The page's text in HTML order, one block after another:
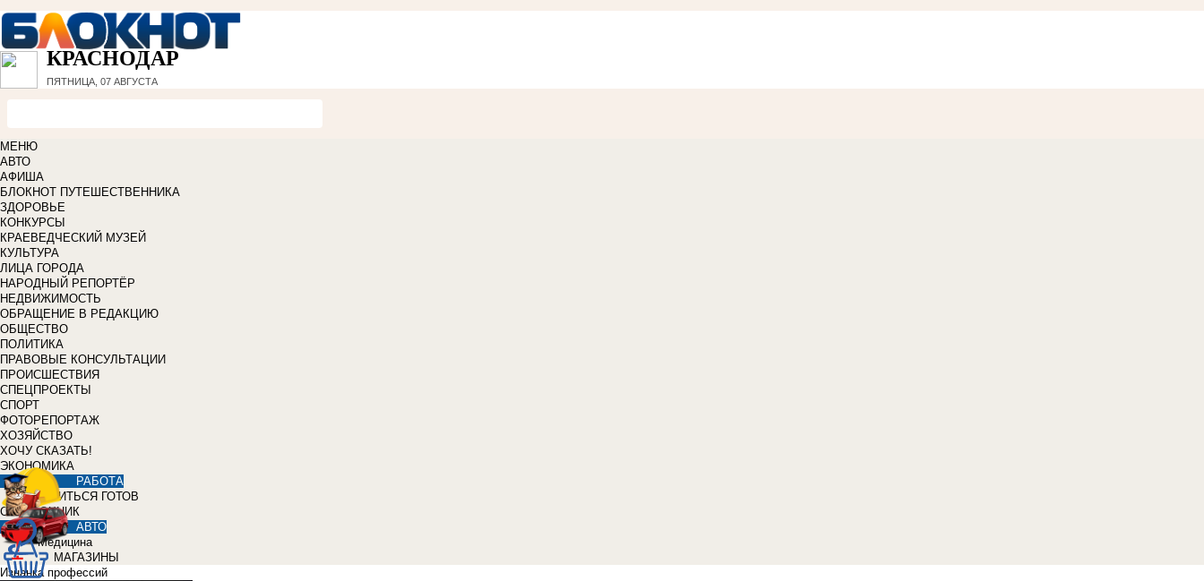
КРАСНОДАР
ПЯТНИЦА, 07 АВГУСТА
МЕНЮ
АВТО
АФИША
БЛОКНОТ ПУТЕШЕСТВЕННИКА
ЗДОРОВЬЕ
КОНКУРСЫ
КРАЕВЕДЧЕСКИЙ МУЗЕЙ
КУЛЬТУРА
ЛИЦА ГОРОДА
НАРОДНЫЙ РЕПОРТЁР
НЕДВИЖИМОСТЬ
ОБРАЩЕНИЕ В РЕДАКЦИЮ
ОБЩЕСТВО
ПОЛИТИКА
ПРАВОВЫЕ КОНСУЛЬТАЦИИ
ПРОИСШЕСТВИЯ
СПЕЦПРОЕКТЫ
СПОРТ
ФОТОРЕПОРТАЖ
ХОЗЯЙСТВО
ХОЧУ СКАЗАТЬ!
ЭКОНОМИКА
РАБОТА
УЧИТЬСЯ ГОТОВ
СПРАВОЧНИК
АВТО
Медицина
МАГАЗИНЫ
Изнанка профессий